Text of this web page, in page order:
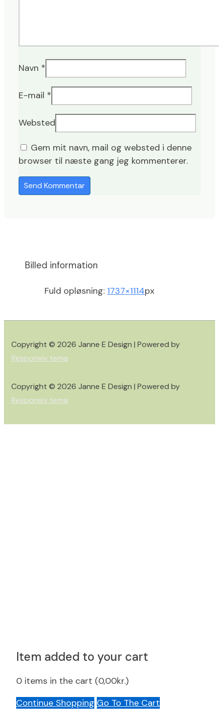
Navn *
E-mail *
Websted
Gem mit navn, mail og websted i denne
browser til næste gang jeg kommenterer.
Billed information
Fuld opløsning: 1737×1114px
Copyright © 2026 Janne E Design | Powered by
Responsiv tema
Copyright © 2026 Janne E Design | Powered by
Responsiv tema
Item added to your cart
0 items in the cart (0,00kr.)
Continue Shopping Go To The Cart